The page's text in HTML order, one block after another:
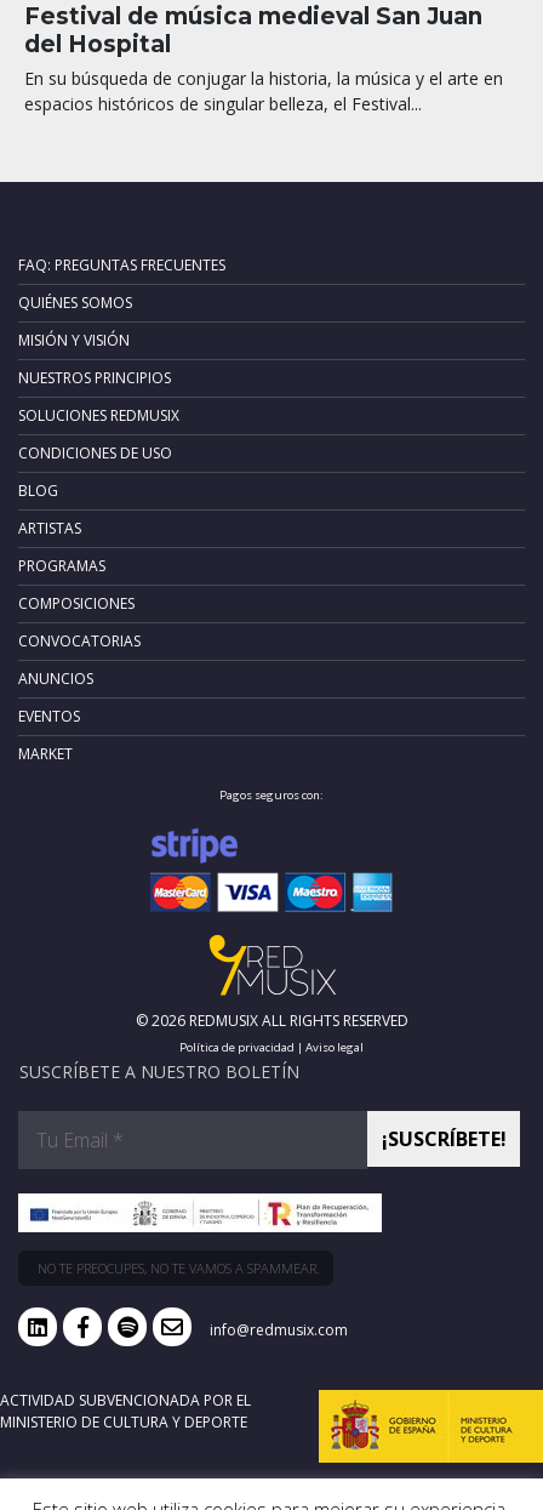
Festival de música medieval San Juan
del Hospital
En su búsqueda de conjugar la historia, la música y el arte en
espacios históricos de singular belleza, el Festival...
FAQ: PREGUNTAS FRECUENTES
QUIÉNES SOMOS
MISIÓN Y VISIÓN
NUESTROS PRINCIPIOS
SOLUCIONES REDMUSIX
CONDICIONES DE USO
BLOG
ARTISTAS
PROGRAMAS
COMPOSICIONES
CONVOCATORIAS
ANUNCIOS
EVENTOS
MARKET
Pagos seguros con:
© 2026 REDMUSIX ALL RIGHTS RESERVED
Política de privacidad | Aviso legal
SUSCRÍBETE A NUESTRO BOLETÍN
NO TE PREOCUPES, NO TE VAMOS A SPAMMEAR.
info@redmusix.com
ACTIVIDAD SUBVENCIONADA POR EL
MINISTERIO DE CULTURA Y DEPORTE